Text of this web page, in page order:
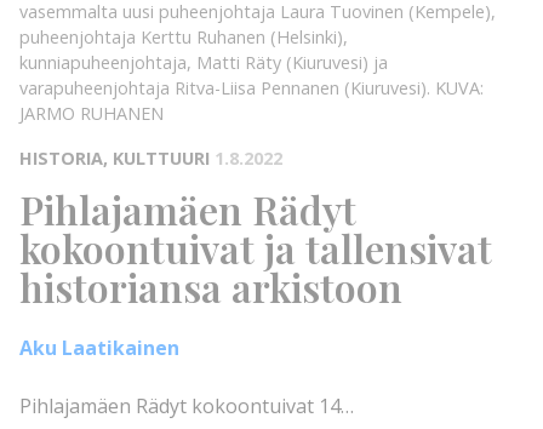
vasemmalta uusi puheenjohtaja Laura Tuovinen (Kempele),
puheenjohtaja Kerttu Ruhanen (Helsinki),
kunniapuheenjohtaja, Matti Räty (Kiuruvesi) ja
varapuheenjohtaja Ritva-Liisa Pennanen (Kiuruvesi). KUVA:
JARMO RUHANEN
HISTORIA, KULTTUURI 1.8.2022
Pihlajamäen Rädyt
kokoontuivat ja tallensivat
historiansa arkistoon
Aku Laatikainen
Pihlajamäen Rädyt kokoontuivat 14…